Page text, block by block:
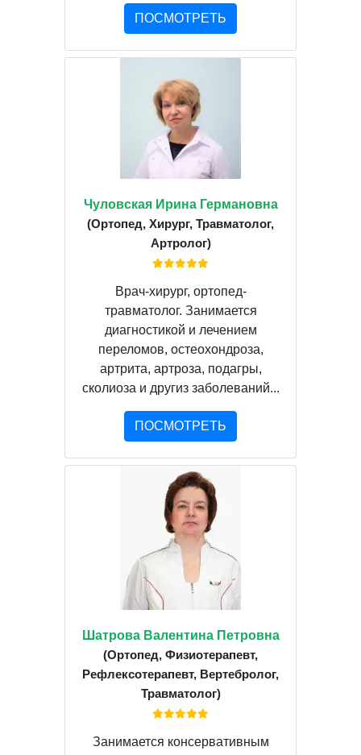
ПОСМОТРЕТЬ
Чуловская Ирина Германовна
(Ортопед, Хирург, Травматолог,
Артролог)
Врач-хирург, ортопед-
травматолог. Занимается
диагностикой и лечением
переломов, остеохондроза,
артрита, артроза, подагры,
сколиоза и другиз заболеваний...
ПОСМОТРЕТЬ
Шатрова Валентина Петровна
(Ортопед, Физиотерапевт,
Рефлексотерапевт, Вертебролог,
Травматолог)
Занимается консервативным